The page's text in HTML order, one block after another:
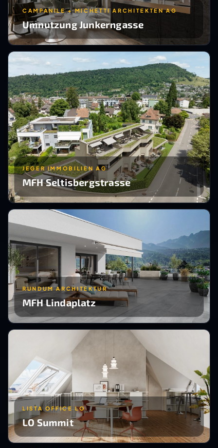
CAMPANILE + MICHETTI ARCHITEKTEN AG
Umnutzung Junkerngasse
JEGER IMMOBILIEN AG
MFH Seltisbergstrasse
RUNDUM ARCHITEKTUR
MFH Lindaplatz
LISTA OFFICE LO
LO Summit